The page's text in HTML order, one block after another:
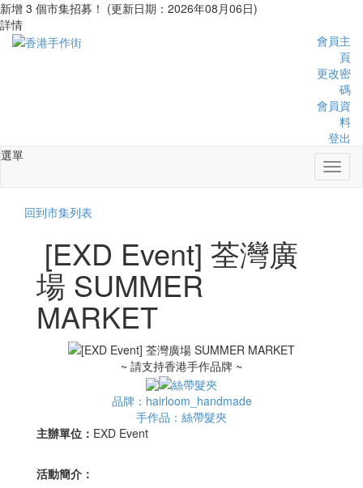
新增 3 個市集招募！ (更新日期：2026年08月06日)
詳情
會員主
頁
更改密
碼
會員資
料
登出
選單
回到市集列表
[EXD Event] 荃灣廣
場 SUMMER
MARKET
~ 請支持香港手作品牌 ~
品牌：hairloom_handmade
手作品：絲帶髮夾
主辦單位： EXD Event
活動簡介：